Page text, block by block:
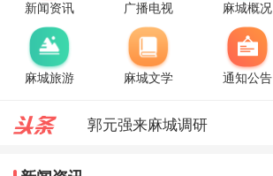
新闻资讯 广播电视 麻城概况
麻城旅游 麻城文学 通知公告
郭元强来麻城调研